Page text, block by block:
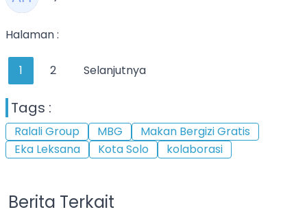
Halaman :
1 2 Selanjutnya
Tags :
Ralali Group MBG
Makan Bergizi Gratis
Eka Leksana
Kota Solo kolaborasi
Berita Terkait